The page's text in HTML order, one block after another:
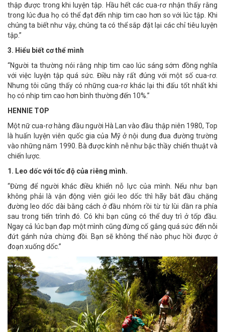
thập được trong khi luyện tập. Hầu hết các cua-rơ nhận thấy rằng
trong lúc đua họ có thể đạt đến nhịp tim cao hơn so với lúc tập. Khi
chúng ta biết như vậy, chúng ta có thể sắp đặt lại các chỉ tiêu luyện
tập.”
3. Hiểu biết cơ thể mình
“Người ta thường nói rằng nhịp tim cao lúc sáng sớm đồng nghĩa
với việc luyện tập quá sức. Điều này rất đúng với một số cua-rơ.
Nhưng tôi cũng thấy có những cua-rơ khác lại thi đấu tốt nhất khi
họ có nhịp tim cao hơn bình thường đến 10%.”
HENNIE TOP
Một nữ cua-rơ hàng đầu người Hà Lan vào đầu thập niên 1980, Top
là huấn luyện viên quốc gia của Mỹ ở nội dung đua đường trường
vào những năm 1990. Bà được kính nễ như bậc thầy chiến thuật và
chiến lược.
1. Leo dốc với tốc độ của riêng mình.
“Đừng để người khác điều khiển nỗ lực của mình. Nếu như bạn
không phải là vận động viên giỏi leo dốc thì hãy bắt đầu chặng
đường leo dốc dài bằng cách ở đầu nhóm rồi từ từ lùi dần ra phía
sau trong tiến trình đó. Có khi bạn cũng có thể duy trì ở tốp đầu.
Ngay cả lúc bạn đạp một mình cũng đừng cố gắng quá sức đến nỗi
đứt gánh nửa chừng đồi. Bạn sẽ không thể nào phục hồi được ở
đoạn xuống dốc.”